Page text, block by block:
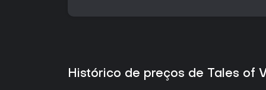
Histórico de preços de Tales of